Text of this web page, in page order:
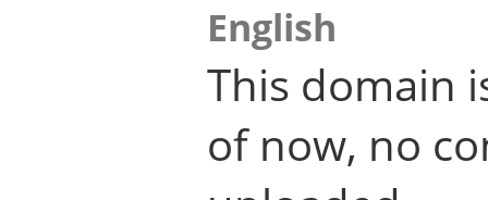
English
This domain
of now, no